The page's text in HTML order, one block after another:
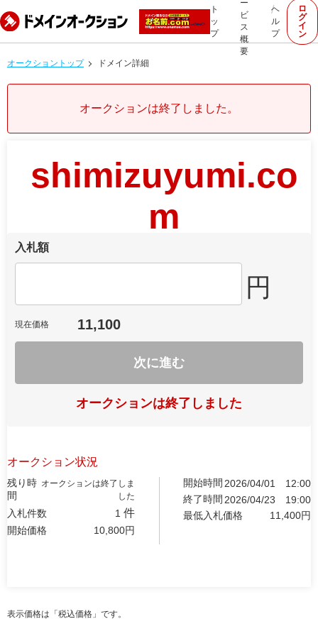
ト
ッ
プ
ー
ビ
ス
概
要
ヘ
ル
プ
ロ
グ
イ
ン
オークショントップ ドメイン詳細
オークションは終了しました。
shimizuyumi.co
m
入札額
円
現在価格 11,100
次に進む
オークションは終了しました
オークション状況
残り時
間
オークションは終了しま
した
入札件数 1 件
開始価格 10,800円
開始時間 2026/04/01
12:00
終了時間 2026/04/23
19:00
最低入札価格
11,400円
表示価格は「税込価格」です。